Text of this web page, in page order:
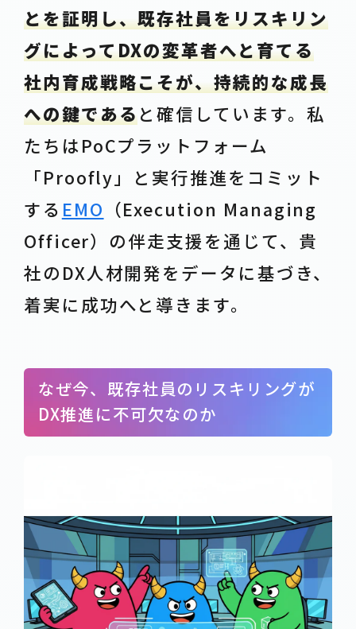
とを証明し、既存社員をリスキリン
グによってDXの変革者へと育てる
社内育成戦略こそが、持続的な成長
への鍵であると確信しています。私
たちはPoCプラットフォーム
「Proofly」と実行推進をコミット
する EMO （Execution Managing
Officer）の伴走支援を通じて、貴
社のDX人材開発をデータに基づき、
着実に成功へと導きます。
なぜ今、既存社員のリスキリングが
DX推進に不可欠なのか